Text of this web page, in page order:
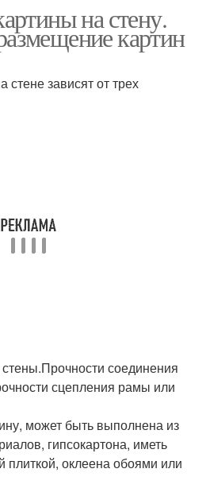
на стену.
картин
стене зависят от трех
соединения
сцепления рамы или
может быть выполнена из
гипсокартона, иметь
плиткой, оклеена обоями или